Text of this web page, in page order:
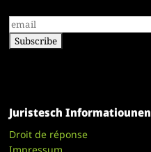
Juristesch Informatiounen
Droit de réponse